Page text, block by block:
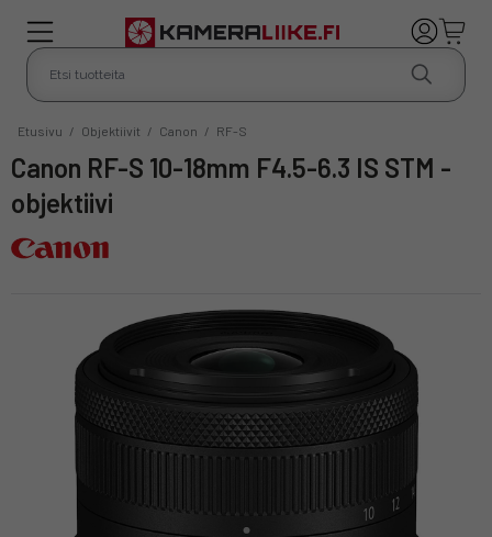
Etusivu / Objektiivit / Canon / RF-S
Canon RF-S 10-18mm F4.5-6.3 IS STM -
objektiivi